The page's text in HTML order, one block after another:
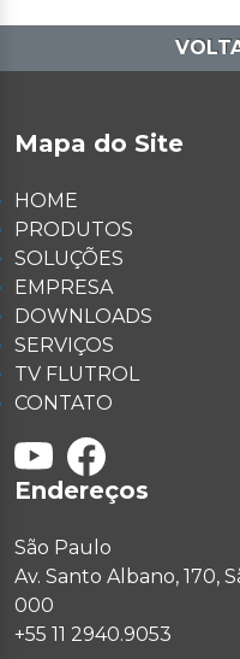
Mapa do Site
HOME
PRODUTOS
SOLUÇÕES
EMPRESA
DOWNLOADS
SERVIÇOS
TV FLUTROL
CONTATO
Endereços
São Paulo
Av. Santo Albano, 170,
000
+55 11 2940.9053